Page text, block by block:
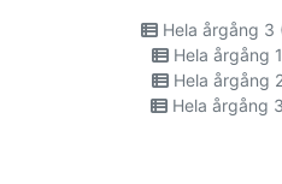
Hela årgång 3
Hela årgång
Hela årgång
Hela årgång